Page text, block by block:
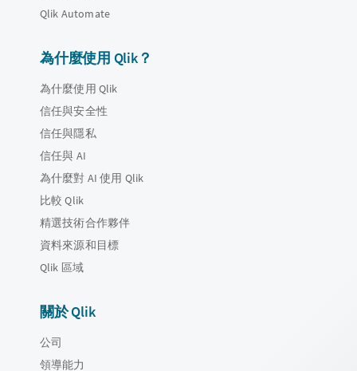
Qlik Automate
為什麼使用 Qlik？
為什麼使用 Qlik
信任與安全性
信任與隱私
信任與 AI
為什麼對 AI 使用 Qlik
比較 Qlik
精選技術合作夥伴
資料來源和目標
Qlik 區域
關於 Qlik
公司
領導能力